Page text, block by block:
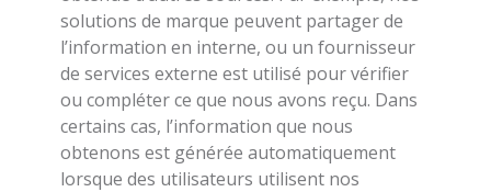
solutions de marque peuvent partager de
l’information en interne, ou un fournisseur
de services externe est utilisé pour vérifier
ou compléter ce que nous avons reçu. Dans
certains cas, l’information que nous
obtenons est générée automatiquement
lorsque des utilisateurs utilisent nos